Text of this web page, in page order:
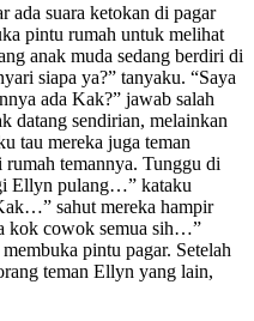
ada suara ketokan di pagar
pintu rumah untuk melihat
anak muda sedang berdiri di
siapa ya?” tanyaku. “Saya
ada Kak?” jawab salah
datang sendirian, melainkan
tau mereka juga teman
temannya. Tunggu di
Ellyn pulang…” kataku
sahut mereka hampir
kok cowok semua sih…”
pintu pagar. Setelah
teman Ellyn yang lain,